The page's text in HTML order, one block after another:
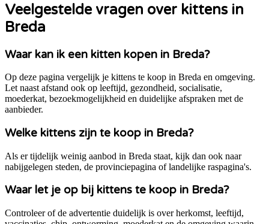
Veelgestelde vragen over kittens in
Breda
Waar kan ik een kitten kopen in Breda?
Op deze pagina vergelijk je kittens te koop in Breda en omgeving.
Let naast afstand ook op leeftijd, gezondheid, socialisatie,
moederkat, bezoekmogelijkheid en duidelijke afspraken met de
aanbieder.
Welke kittens zijn te koop in Breda?
Als er tijdelijk weinig aanbod in Breda staat, kijk dan ook naar
nabijgelegen steden, de provinciepagina of landelijke raspagina's.
Waar let je op bij kittens te koop in Breda?
Controleer of de advertentie duidelijk is over herkomst, leeftijd,